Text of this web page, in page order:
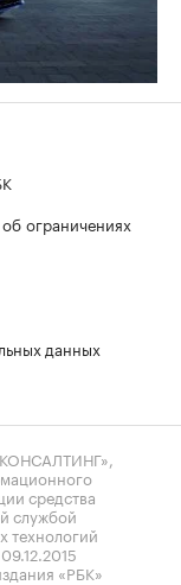
ограничениях
данных
средства
службой
технологий
«РБК»